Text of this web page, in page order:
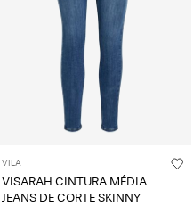
VILA
VISARAH CINTURA MÉDIA
JEANS DE CORTE SKINNY